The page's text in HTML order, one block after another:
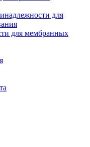
для
для мембранных